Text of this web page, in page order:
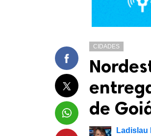
CIDADES
de
Ladislau